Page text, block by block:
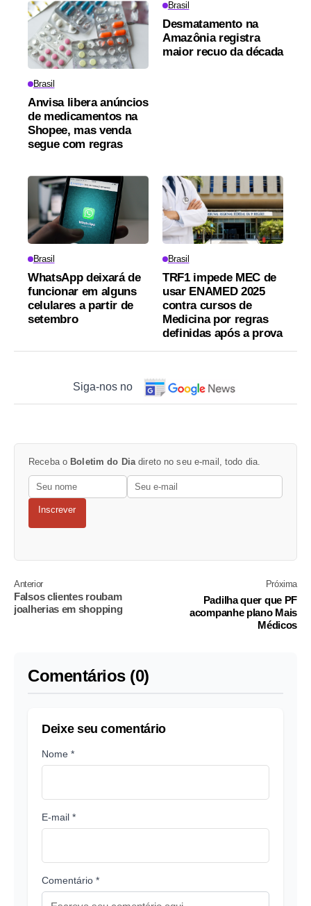
Brasil
Anvisa libera anúncios
de medicamentos na
Shopee, mas venda
segue com regras
Brasil
Desmatamento na
Amazônia registra
maior recuo da década
Brasil
WhatsApp deixará de
funcionar em alguns
celulares a partir de
setembro
Brasil
TRF1 impede MEC de
usar ENAMED 2025
contra cursos de
Medicina por regras
definidas após a prova
Siga-nos no
Receba o Boletim do Diadireto no seu e-mail, todo dia.
Inscrever
Anterior
Falsos clientes roubam
joalherias em shopping
Próxima
Padilha quer que PF
acompanhe plano Mais
Médicos
Comentários (0)
Deixe seu comentário
Nome *
E-mail *
Comentário *